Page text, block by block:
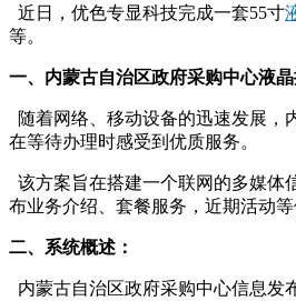
近日，优色专显科技完成一套55寸
等。
一、内蒙古自治区政府采购中心液晶
随着网络、移动设备的迅速发展，
在等待办理时感受到优质服务。
该方案旨在搭建一个联网的多媒体
布业务介绍、套餐服务，近期活动
二、系统概述：
内蒙古自治区政府采购中心信息发